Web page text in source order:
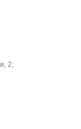
2;